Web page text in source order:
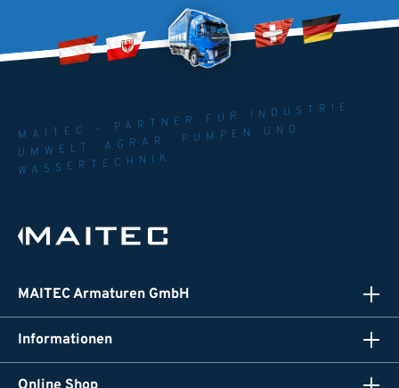
MAITEC - PARTNER FÜR INDUSTRIE.
UMWELT. AGRAR. PUMPEN UND
WASSERTECHNIK
MAITEC Armaturen GmbH
Informationen